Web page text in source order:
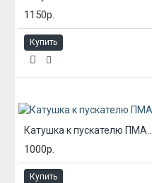
1150р.
Купить
1000р.
Купить